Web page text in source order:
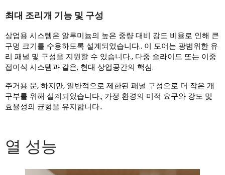
최대 조리개 기능 및 구성
상업용 시스템은 알루미늄의 높은 중량 대비 강도 비율로 인해 큰
구멍 크기를 수용하도록 설계되었습니다.. 이 도어는 광범위한 유
리 패널 및 구성을 지원할 수 있습니다., 다중 슬라이드 또는 이중
접이식 시스템과 같은, 현대 상업공간의 핵심.
주거용 문, 하지만, 일반적으로 제한된 패널 구성으로 더 작은 개
구부를 위해 설계되었습니다., 가정 환경의 미적 요구와 강도 및
효율성의 균형을 유지합니다..
열 성능